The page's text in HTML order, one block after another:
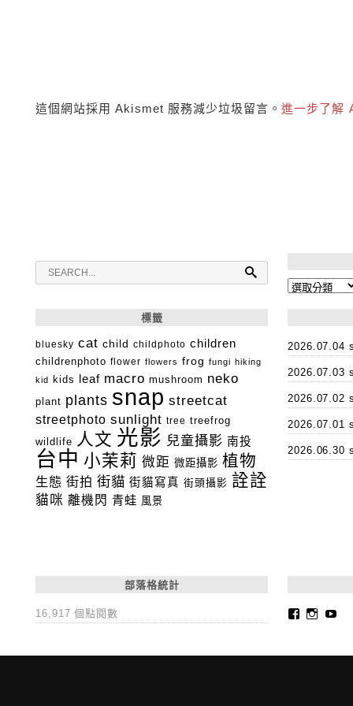
這個網站採用 Akismet 服務減少垃圾留言。進一步了解
分
標籤
bluesky cat child childphoto children
childrenphoto flower flowers frog fungi hiking
kid
kids leaf macro mushroom neko
plant plants snap streetcat
streetphoto sunlight tree treefrog
wildlife 人文 光影 兒童攝影 南投
台中 小茉莉 微距 微距攝影 植物
生態 街拍 街貓 街貓寫真 街頭攝影 詮詮
貓咪 離機閃 青蛙 風景
2026.07.04
2026.07.03
2026.07.02
2026.07.01
2026.06.30
部落格統計
16,917 個點閱數